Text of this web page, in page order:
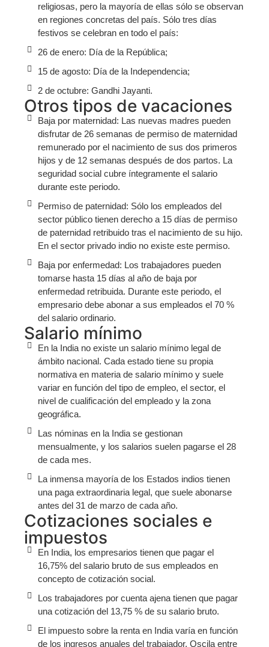
religiosas, pero la mayoría de ellas sólo se observan
en regiones concretas del país. Sólo tres días
festivos se celebran en todo el país:
26 de enero: Día de la República;
15 de agosto: Día de la Independencia;
2 de octubre: Gandhi Jayanti.
Otros tipos de vacaciones
Baja por maternidad: Las nuevas madres pueden
disfrutar de 26 semanas de permiso de maternidad
remunerado por el nacimiento de sus dos primeros
hijos y de 12 semanas después de dos partos. La
seguridad social cubre íntegramente el salario
durante este periodo.
Permiso de paternidad: Sólo los empleados del
sector público tienen derecho a 15 días de permiso
de paternidad retribuido tras el nacimiento de su hijo.
En el sector privado indio no existe este permiso.
Baja por enfermedad: Los trabajadores pueden
tomarse hasta 15 días al año de baja por
enfermedad retribuida. Durante este periodo, el
empresario debe abonar a sus empleados el 70 %
del salario ordinario.
Salario mínimo
En la India no existe un salario mínimo legal de
ámbito nacional. Cada estado tiene su propia
normativa en materia de salario mínimo y suele
variar en función del tipo de empleo, el sector, el
nivel de cualificación del empleado y la zona
geográfica.
Las nóminas en la India se gestionan
mensualmente, y los salarios suelen pagarse el 28
de cada mes.
La inmensa mayoría de los Estados indios tienen
una paga extraordinaria legal, que suele abonarse
antes del 31 de marzo de cada año.
Cotizaciones sociales e
impuestos
En India, los empresarios tienen que pagar el
16,75% del salario bruto de sus empleados en
concepto de cotización social.
Los trabajadores por cuenta ajena tienen que pagar
una cotización del 13,75 % de su salario bruto.
El impuesto sobre la renta en India varía en función
de los ingresos anuales del trabajador. Oscila entre